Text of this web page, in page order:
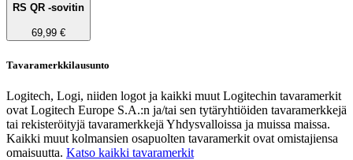
RS QR -sovitin
69,99 €
Tavaramerkkilausunto
Logitech, Logi, niiden logot ja kaikki muut Logitechin tavaramerkit
ovat Logitech Europe S.A.:n ja/tai sen tytäryhtiöiden tavaramerkkejä
tai rekisteröityjä tavaramerkkejä Yhdysvalloissa ja muissa maissa.
Kaikki muut kolmansien osapuolten tavaramerkit ovat omistajiensa
omaisuutta. Katso kaikki tavaramerkit